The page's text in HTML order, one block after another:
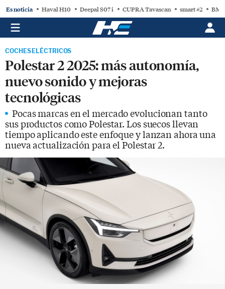
Es noticia Haval H10 Deepal S07 i CUPRA Tavascan smart #2
COCHES ELÉCTRICOS
Polestar 2 2025: más autonomía,
nuevo sonido y mejoras
tecnológicas
Pocas marcas en el mercado evolucionan tanto
sus productos como Polestar. Los suecos llevan
tiempo aplicando este enfoque y lanzan ahora una
nueva actualización para el Polestar 2.